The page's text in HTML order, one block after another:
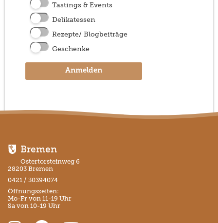
Tastings & Events
Delikatessen
Rezepte/ Blogbeiträge
Geschenke
Anmelden
Bremen
Ostertorsteinweg 6
28203 Bremen
0421 / 30394074
Öffnungszeiten:
Mo-Fr von 11-19 Uhr
Sa von 10-19 Uhr